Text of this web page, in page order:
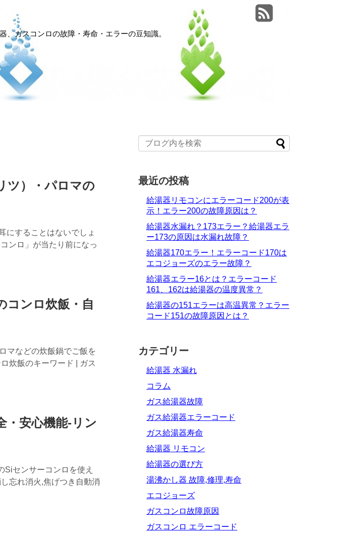
ガスコンロの故障・寿命・エラーの豆知識。
ツ）・パロマの
にすることはないでしょ
ンロ」が当たり前になっ
コンロ炊飯・自
マなどの炊飯鍋でご飯を
炊飯のキーワード | ガス
・安心機能-リン
Siセンサーコンロを使え
忘れ消火,焦げつき自動消
最近の投稿
給湯器リモコンにエラーコード200が表
示！エラー200の故障原因は？
給湯器水漏れ？173エラー？給湯器エラ
ー173の原因は水漏れ故障？
給湯器170エラー！エラーコード170は
エコジョーズのエラー故障？
給湯器エラー16とは？エラーコード
161、162は給湯器の温度異常？
給湯器の151エラーは高温異常？エラー
コード151の故障原因とは？
カテゴリー
給湯器 水漏れ
コラム
ガス給湯器故障
ガス給湯器エラーコード
ガス給湯器寿命
給湯器 リモコン
給湯器の選び方
湯沸かし器 故障,修理,寿命
エコジョーズ
ガスコンロ故障原因
ガスコンロ エラーコード